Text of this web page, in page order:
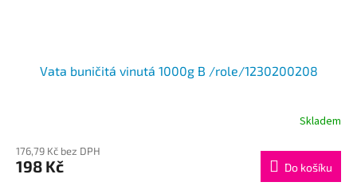
Vata buničitá vinutá 1000g B /role/1230200208
Skladem
176,79 Kč bez DPH
198 Kč Do košíku